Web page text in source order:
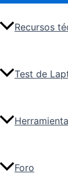
Recursos
Test de
Foro